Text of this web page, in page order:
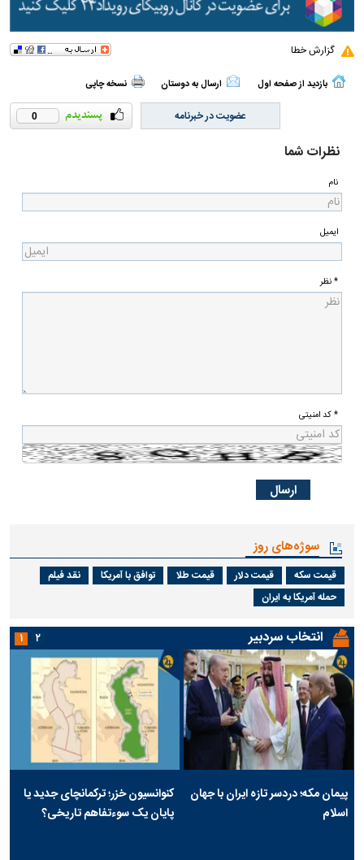
گزارش خطا
بازدید از صفحه اول ارسال به دوستان نسخه چاپی
0 عضویت در خبرنامه
نظرات شما
نام
ایمیل
* نظر
* کد امنیتی
سوژه‌های روز
قیمت سکه قیمت دلار قیمت طلا توافق با آمریکا
نقد فیلم
حمله آمریکا به ایران
انتخاب سردبیر
پیمان مکه؛ دردسر تازه ایران با جهان
اسلام
کنوانسیون خزر؛ ترکمانچای جدید یا
پایان یک سوءتفاهم تاریخی؟
۱ ۲